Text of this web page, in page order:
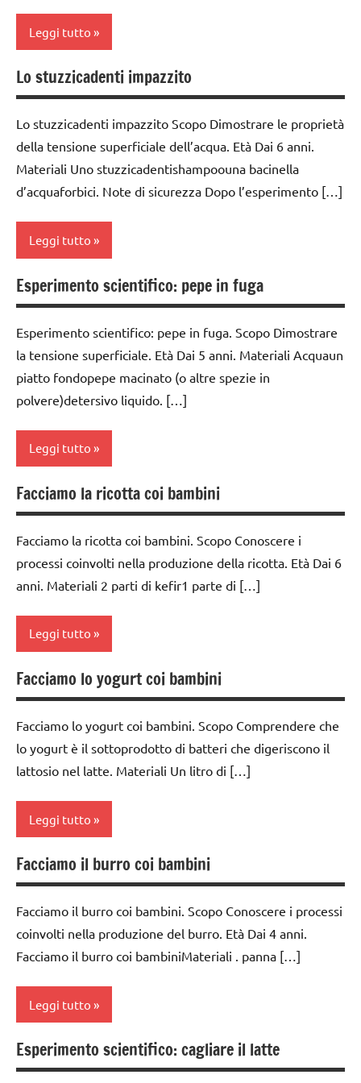
DIDATTICA
MONTESSORI
scienze:
chimica
TUTTI GLI
PER ETA'
ARTICOLI
scienze:
fisica e
chimica
TUTTI GLI
ARGOMENTI
PER ETA'
TUTTI GLI
ARTICOLI
4a
classe
5a
classi
1a-5a
classi
medie
dai
6
anni
ESPERIMENTI
E ATTIVITA'
STEM
ESPERIMENTI
SCIENTIFICI
GUIDA
DIDATTICA
MONTESSORI
scienze:
chimica
TUTTI GLI
PER ETA'
Leggi tutto
classe
1a
classe
2a
3a
4a
classe
5a
classi
1a-5a
classi
medie
dai
6
anni
ESPERIMENTI
E ATTIVITA'
STEM
ESPERIMENTI
SCIENTIFICI
GUIDA
DIDATTICA
MONTESSORI
SCIENZE
chimica
ARGOMENTI
PER ETA'
TUTTI GLI
ARTICOLI
Lo stuzzicadenti impazzito
Lo stuzzicadenti impazzito Scopo Dimostrare le proprietà
della tensione superficiale dell’acqua. Età Dai 6 anni.
Materiali Uno stuzzicadentishampoouna bacinella
d’acquaforbici. Note di sicurezza Dopo l’esperimento […]
Leggi tutto
classe
1a
classe
2a
3a
classe
classi
classi
dai
anni
E ATTIVITA'
STEM
ESPERIMENTI
GUIDA
MONTESSORI
chimica
ARGOMENTI
TUTTI GLI
Esperimento scientifico: pepe in fuga
Esperimento scientifico: pepe in fuga. Scopo Dimostrare
la tensione superficiale. Età Dai 5 anni. Materiali Acquaun
piatto fondopepe macinato (o altre spezie in
polvere)detersivo liquido. […]
Leggi tutto
classe
1a
classe
2a
3a
classe
classi
1a-5a
medie
3 ai
6
anni
dai
6
ESPERIMENTI
E ATTIVITA'
STEM
ESPERIMENTI
Facciamo la ricotta coi bambini
Facciamo la ricotta coi bambini. Scopo Conoscere i
processi coinvolti nella produzione della ricotta. Età Dai 6
anni. Materiali 2 parti di kefir1 parte di […]
Leggi tutto
classe
1a
classe
2a
3a
classe
classe
classi
1a-5a
medie
dai
Facciamo lo yogurt coi bambini
Facciamo lo yogurt coi bambini. Scopo Comprendere che
lo yogurt è il sottoprodotto di batteri che digeriscono il
lattosio nel latte. Materiali Un litro di […]
Leggi tutto
classe
1a
classe
2a
3a
classe
classe
Facciamo il burro coi bambini
Facciamo il burro coi bambini. Scopo Conoscere i processi
coinvolti nella produzione del burro. Età Dai 4 anni.
Facciamo il burro coi bambiniMateriali . panna […]
Leggi tutto
classe
1a
Esperimento scientifico: cagliare il latte